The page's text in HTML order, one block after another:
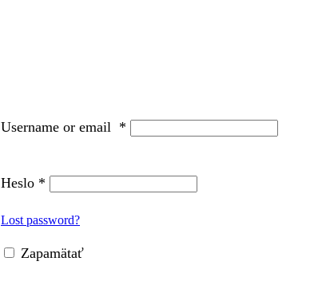
Username or email *
Heslo *
Lost password?
Zapamätať